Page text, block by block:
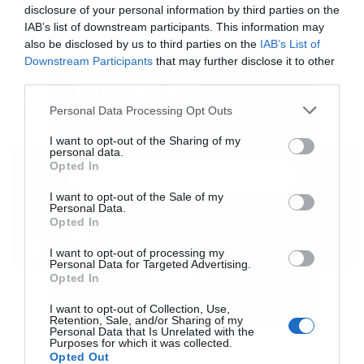
disclosure of your personal information by third parties on the
IAB’s list of downstream participants. This information may
also be disclosed by us to third parties on the IAB’s List of
Downstream Participants that may further disclose it to other
Personal Data Processing Opt Outs
I want to opt-out of the Sharing of my
personal data.
Opted In
I want to opt-out of the Sale of my
Personal Data.
Opted In
I want to opt-out of processing my
Personal Data for Targeted Advertising.
Opted In
I want to opt-out of Collection, Use,
Retention, Sale, and/or Sharing of my
Personal Data that Is Unrelated with the
Purposes for which it was collected.
Opted Out
έρχονται ειδοποιήσεις με προσφορές ή ακόμα
παραπάνω να υπάρχει ένα app στο τηλέφωνο,
έτσι ώστε ο καταναλωτής να διαμορφώνει ο
ίδιος πακέτα αγορών και να τα παραγγέλνει
κιόλας».
Εγγραφή στο
newsletter
Αποδέχομαι τους